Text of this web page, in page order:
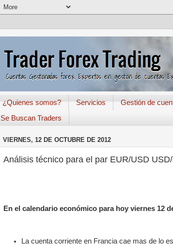
¿Quienes somos? Servicios Gestión de
Se Buscan Traders
VIERNES, 12 DE OCTUBRE DE 2012
Análisis técnico para el par EUR/USD
En el calendario económico para hoy viernes 12
La cuenta corriente en Francia cae mas de lo